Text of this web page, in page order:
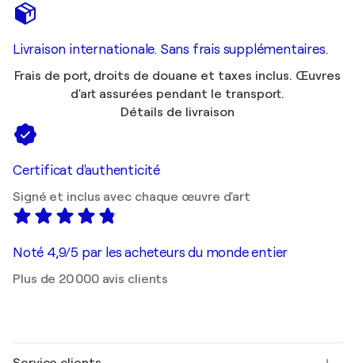
Livraison internationale. Sans frais supplémentaires.
Frais de port, droits de douane et taxes inclus. Œuvres
d'art assurées pendant le transport.
Détails de livraison
Certificat d'authenticité
Signé et inclus avec chaque œuvre d'art
Noté 4,9/5 par les acheteurs du monde entier
Plus de 20 000 avis clients